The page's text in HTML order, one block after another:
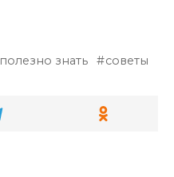
полезно знать советы